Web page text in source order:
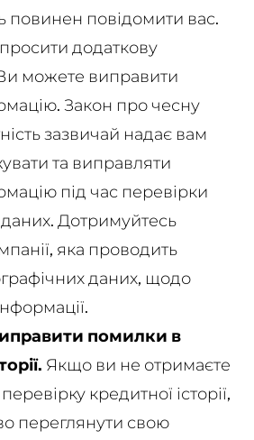
повинен повідомити вас.
додаткову
можете виправити
Закон про чесну
зазвичай надає вам
та виправляти
під час перевірки
даних. Дотримуйтесь
яка проводить
даних, щодо
помилки в
Якщо ви не отримаєте
кредитної історії,
переглянути свою